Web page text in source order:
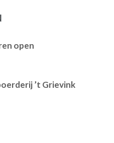
open
’t Grievink